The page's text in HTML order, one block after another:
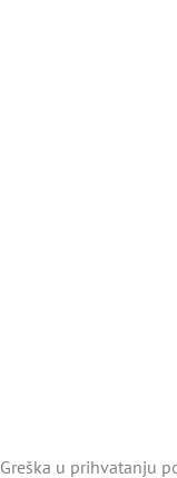
Greška u prihvatanju